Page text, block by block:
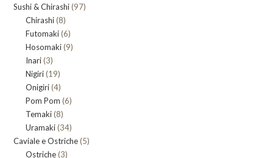
prodotti
Sushi & Chirashi 9797
Chirashi 88
prodotti
Futomaki 66
prodotti
Hosomaki 99
Inari 33
prodotti
Nigiri 1919
prodotti
Onigiri 44
prodotti
Pom Pom 66
Temaki 88
prodotti
Uramaki 3434
prodotti
Caviale e Ostriche 55
Ostriche 33